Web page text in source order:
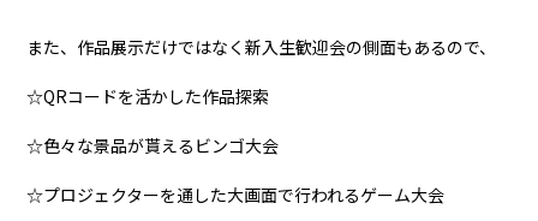
また、作品展示だけではなく新入生歓迎会の側面もあるので、
☆QRコードを活かした作品探索
☆色々な景品が貰えるビンゴ大会
☆プロジェクターを通した大画面で行われるゲーム大会